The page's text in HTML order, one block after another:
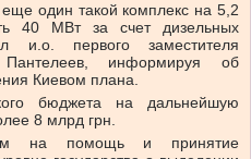
один такой комплекс на 5,2
40 МВт за счет дизельных
и.о. первого заместителя
информируя об
Киевом плана.
бюджета на дальнейшую
8 млрд грн.
на помощь и принятие